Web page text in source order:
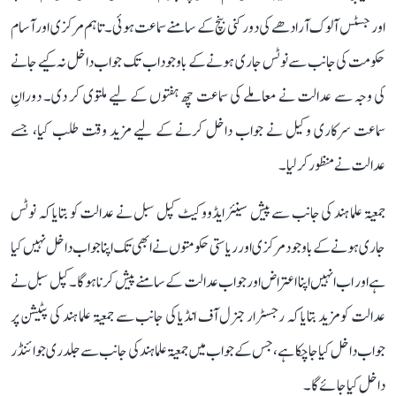
اور جسٹس آلوک آرادھے کی دو رکنی بنچ کے سامنے سماعت ہوئی۔ تاہم مرکزی اور آسام
حکومت کی جانب سے نوٹس جاری ہونے کے باوجود اب تک جواب داخل نہ کیے جانے
کی وجہ سے عدالت نے معاملے کی سماعت چھ ہفتوں کے لیے ملتوی کر دی۔ دورانِ
سماعت سرکاری وکیل نے جواب داخل کرنے کے لیے مزید وقت طلب کیا، جسے
عدالت نے منظور کر لیا۔
جمعیۃ علما ہند کی جانب سے پیش سینئر ایڈووکیٹ کپل سبل نے عدالت کو بتایا کہ نوٹس
جاری ہونے کے باوجود مرکزی اور ریاستی حکومتوں نے ابھی تک اپنا جواب داخل نہیں کیا
ہے اور اب انہیں اپنا اعتراض اور جواب عدالت کے سامنے پیش کرنا ہوگا۔ کپل سبل نے
عدالت کو مزید بتایا کہ رجسٹرار جنرل آف انڈیا کی جانب سے جمعیۃ علما ہند کی پٹیشن پر
جواب داخل کیا جا چکا ہے، جس کے جواب میں جمعیۃ علما ہند کی جانب سے جلد ری جوائنڈر
داخل کیا جائے گا۔